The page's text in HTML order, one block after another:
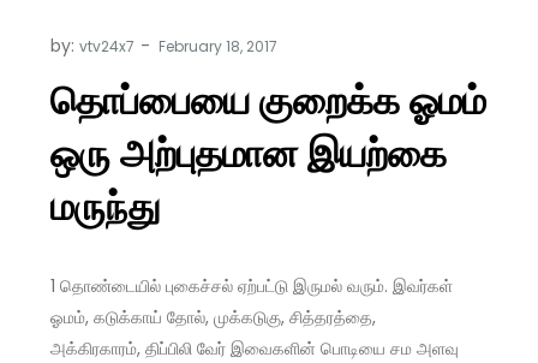
by:vtv24x7
தொப்பையை குறைக்க ஓமம்
ஒரு அற்புதமான இயற்கை
மருந்து
1 தொண்டையில் புகைச்சல் ஏற்பட்டு இருமல் வரும். இவர்கள்
ஓமம், கடுக்காய் தோல், முக்கடுகு, சித்தரத்தை,
அக்கிரகாரம், திப்பிலி வேர் இவைகளின் பொடியை சம அளவு